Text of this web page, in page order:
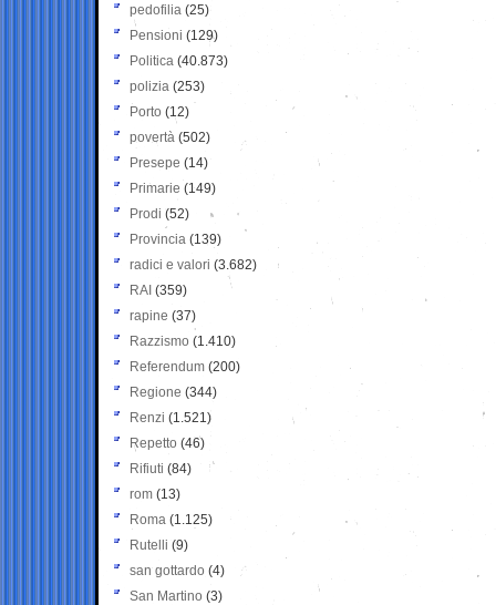
pedofilia (25)
Pensioni (129)
Politica (40.873)
polizia (253)
Porto (12)
povertà (502)
Presepe (14)
Primarie (149)
Prodi (52)
Provincia (139)
radici e valori (3.682)
RAI (359)
rapine (37)
Razzismo (1.410)
Referendum (200)
Regione (344)
Renzi (1.521)
Repetto (46)
Rifiuti (84)
rom (13)
Roma (1.125)
Rutelli (9)
san gottardo (4)
San Martino (3)